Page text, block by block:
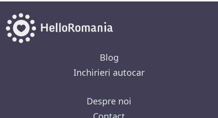
Blog
Inchirieri autocar
Despre noi